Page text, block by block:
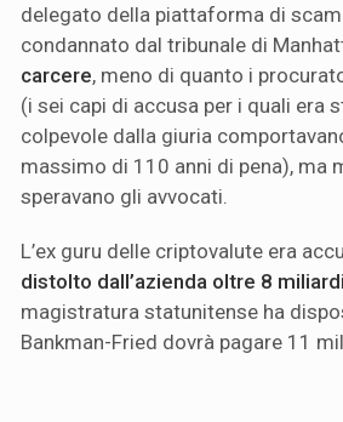
delegato della piattaforma di
condannato dal tribunale di
carcere, meno di quanto i
(i sei capi di accusa per i quali era
colpevole dalla giuria
massimo di 110 anni di pena), ma
speravano gli avvocati.
L’ex guru delle criptovalute era
distolto dall’azienda oltre 8
magistratura statunitense ha
Bankman-Fried dovrà pagare 11